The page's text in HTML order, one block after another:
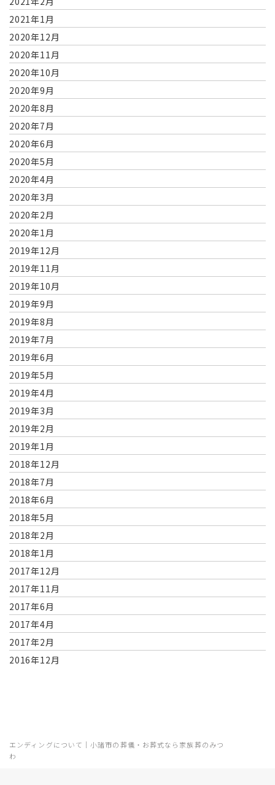
エンディングについて｜小諸市の葬儀・お葬式なら家族葬のみつ
わ
2021年1月
2020年12月
2020年11月
2020年10月
2020年9月
2020年8月
2020年7月
2020年6月
2020年5月
2020年4月
2020年3月
2020年2月
2020年1月
2019年12月
2019年11月
2019年10月
2019年9月
2019年8月
2019年7月
2019年6月
2019年5月
2019年4月
2019年3月
2019年2月
2019年1月
2018年12月
2018年7月
2018年6月
2018年5月
2018年2月
2018年1月
2017年12月
2017年11月
2017年6月
2017年4月
2017年2月
2016年12月